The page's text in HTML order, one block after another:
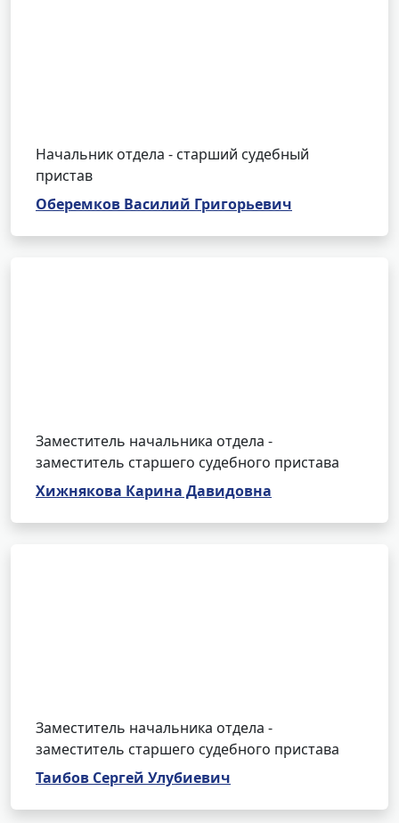
Начальник отдела - старший судебный
пристав
Оберемков Василий Григорьевич
Заместитель начальника отдела -
заместитель старшего судебного пристава
Хижнякова Карина Давидовна
Заместитель начальника отдела -
заместитель старшего судебного пристава
Таибов Сергей Улубиевич